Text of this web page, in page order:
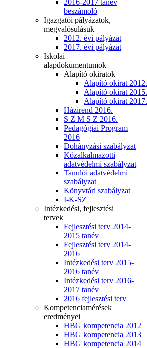
2016-2017 tanév
beszámoló
Igazgatói pályázatok,
megvalósulásuk
2012. évi pályázat
2017. évi pályázat
Iskolai
alapdokumentumok
Alapító okiratok
Alapító okirat 2012.
Alapító okirat 2015.
Alapító okirat 2017.
Házirend 2016.
S Z M S Z 2016.
Pedagógiai Program
2016
Dohányzási szabályzat
Közalkalmazotti
adatvédelmi szabályzat
Tanulói adatvédelmi
szabályzat
Könyvtári szabályzat
I-K-SZ
Intézkedési, fejlesztési
tervek
Fejlesztési terv 2014-
2015 tanév
Fejlesztési terv 2014-
2016
Intézkedési terv 2015-
2016 tanév
Intézkedési terv 2016-
2017 tanév
2016 fejlesztési terv
Kompetenciamérések
eredményei
HBG kompetencia 2012
HBG kompetencia 2013
HBG kompetencia 2014